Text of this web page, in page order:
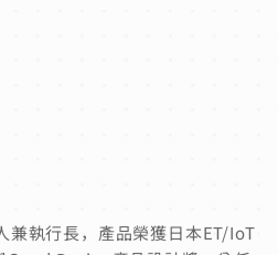
執行長，產品榮獲日本ET/IoT